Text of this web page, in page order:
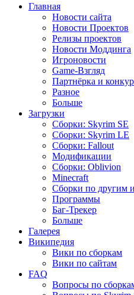
Главная
Новости сайта
Новости Проектов
Релизы проектов
Новости Моддинга
Игроновости
Game-Взгляд
Партнёрка и
Разное
Больше
Загрузки
Сборки: Skyrim SE
Сборки: Skyrim LE
Сборки: Fallout
Модификации
Сборки: Oblivion
Minecraft
Сборки по другим
Программы
Баг-Трекер
Больше
Галерея
Википедия
Вики по сборкам
Вики по сайтам
FAQ
Вопросы по